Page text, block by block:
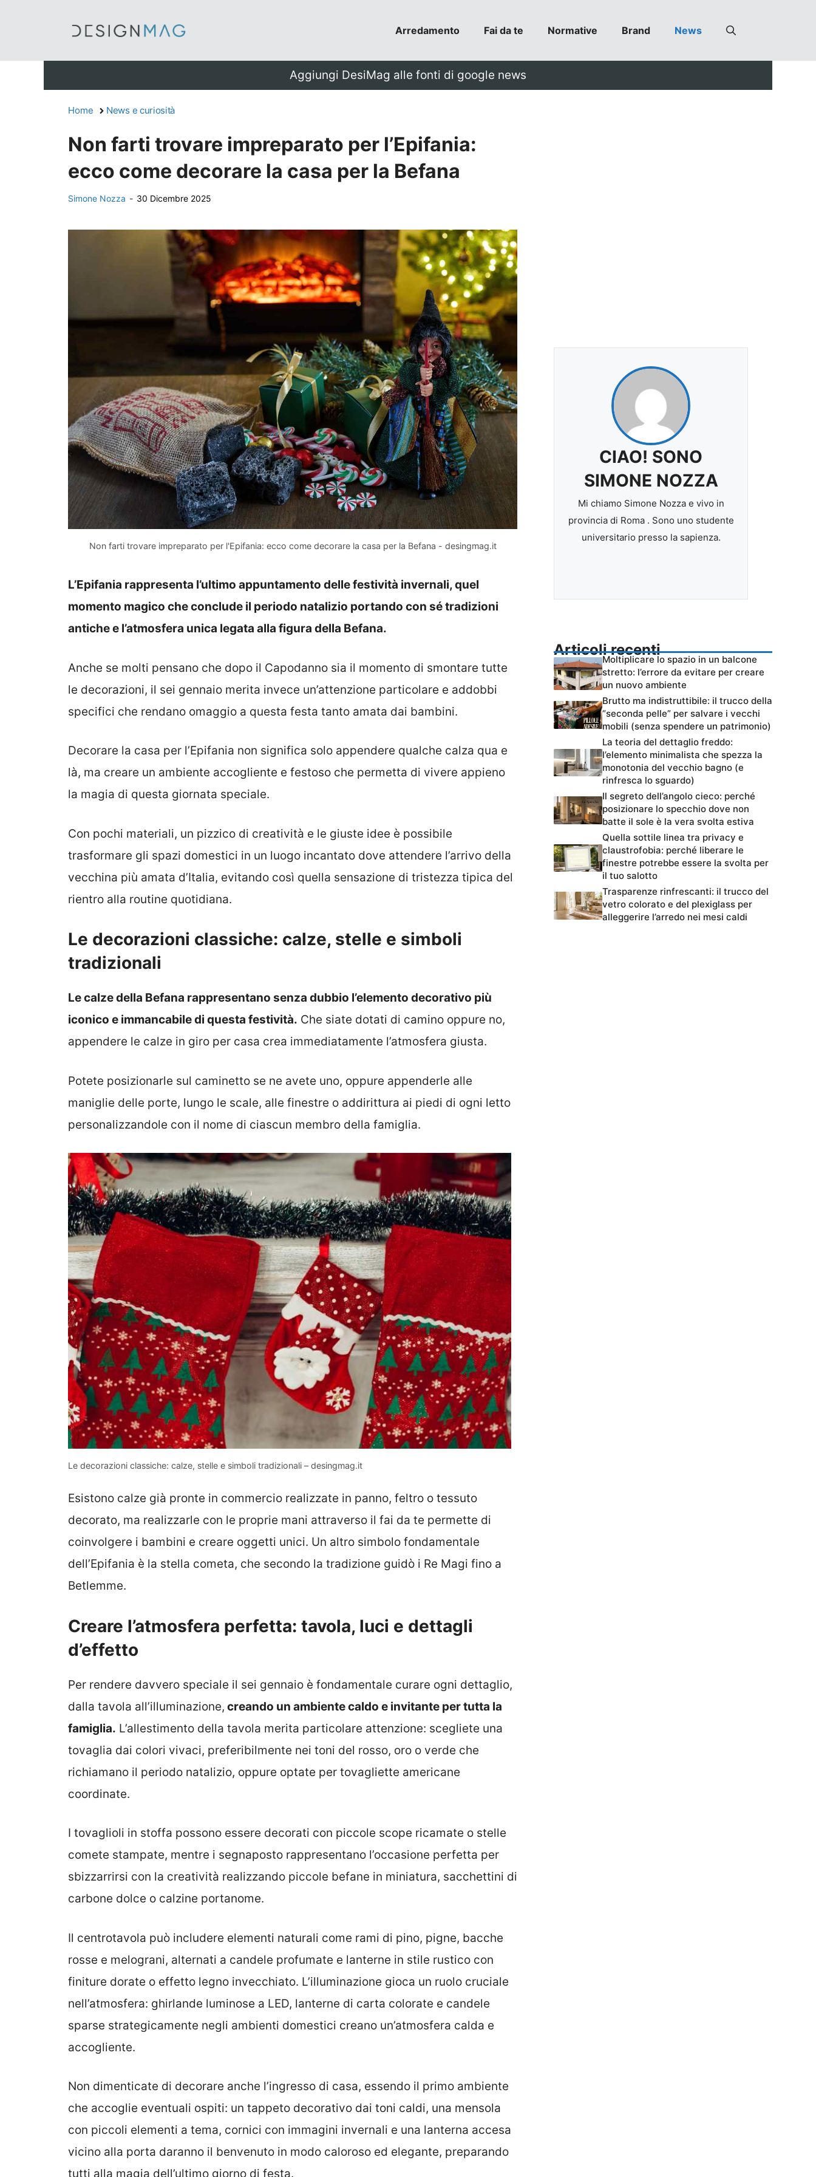
Arredamento Fai da te Normative Brand News
Aggiungi DesiMag alle fonti di google news
Home News e curiosità
Non farti trovare impreparato per l’Epifania:
ecco come decorare la casa per la Befana
Simone Nozza - 30 Dicembre 2025
Non farti trovare impreparato per l'Epifania: ecco come decorare la casa per la Befana - desingmag.it
L’Epifania rappresenta l’ultimo appuntamento delle festività invernali, quel
momento magico che conclude il periodo natalizio portando con sé tradizioni
antiche e l’atmosfera unica legata alla figura della Befana.
Anche se molti pensano che dopo il Capodanno sia il momento di smontare tutte
le decorazioni, il sei gennaio merita invece un’attenzione particolare e addobbi
specifici che rendano omaggio a questa festa tanto amata dai bambini.
Decorare la casa per l’Epifania non significa solo appendere qualche calza qua e
là, ma creare un ambiente accogliente e festoso che permetta di vivere appieno
la magia di questa giornata speciale.
Con pochi materiali, un pizzico di creatività e le giuste idee è possibile
trasformare gli spazi domestici in un luogo incantato dove attendere l’arrivo della
vecchina più amata d’Italia, evitando così quella sensazione di tristezza tipica del
rientro alla routine quotidiana.
Le decorazioni classiche: calze, stelle e simboli
tradizionali
Le calze della Befana rappresentano senza dubbio l’elemento decorativo più
iconico e immancabile di questa festività. Che siate dotati di camino oppure no,
appendere le calze in giro per casa crea immediatamente l’atmosfera giusta.
Potete posizionarle sul caminetto se ne avete uno, oppure appenderle alle
maniglie delle porte, lungo le scale, alle finestre o addirittura ai piedi di ogni letto
personalizzandole con il nome di ciascun membro della famiglia.
Le decorazioni classiche: calze, stelle e simboli tradizionali – desingmag.it
Esistono calze già pronte in commercio realizzate in panno, feltro o tessuto
decorato, ma realizzarle con le proprie mani attraverso il fai da te permette di
coinvolgere i bambini e creare oggetti unici. Un altro simbolo fondamentale
dell’Epifania è la stella cometa, che secondo la tradizione guidò i Re Magi fino a
Betlemme.
Creare l’atmosfera perfetta: tavola, luci e dettagli
d’effetto
Per rendere davvero speciale il sei gennaio è fondamentale curare ogni dettaglio,
dalla tavola all’illuminazione, creando un ambiente caldo e invitante per tutta la
famiglia. L’allestimento della tavola merita particolare attenzione: scegliete una
tovaglia dai colori vivaci, preferibilmente nei toni del rosso, oro o verde che
richiamano il periodo natalizio, oppure optate per tovagliette americane
coordinate.
I tovaglioli in stoffa possono essere decorati con piccole scope ricamate o stelle
comete stampate, mentre i segnaposto rappresentano l’occasione perfetta per
sbizzarrirsi con la creatività realizzando piccole befane in miniatura, sacchettini di
carbone dolce o calzine portanome.
Il centrotavola può includere elementi naturali come rami di pino, pigne, bacche
rosse e melograni, alternati a candele profumate e lanterne in stile rustico con
finiture dorate o effetto legno invecchiato. L’illuminazione gioca un ruolo cruciale
nell’atmosfera: ghirlande luminose a LED, lanterne di carta colorate e candele
sparse strategicamente negli ambienti domestici creano un’atmosfera calda e
accogliente.
Non dimenticate di decorare anche l’ingresso di casa, essendo il primo ambiente
che accoglie eventuali ospiti: un tappeto decorativo dai toni caldi, una mensola
con piccoli elementi a tema, cornici con immagini invernali e una lanterna accesa
vicino alla porta daranno il benvenuto in modo caloroso ed elegante, preparando
tutti alla magia dell’ultimo giorno di festa.
CIAO! SONO
SIMONE NOZZA
Mi chiamo Simone Nozza e vivo in
provincia di Roma . Sono uno studente
universitario presso la sapienza.
Articoli recenti
Moltiplicare lo spazio in un balcone
stretto: l’errore da evitare per creare
un nuovo ambiente
Brutto ma indistruttibile: il trucco della
“seconda pelle” per salvare i vecchi
mobili (senza spendere un patrimonio)
La teoria del dettaglio freddo:
l’elemento minimalista che spezza la
monotonia del vecchio bagno (e
rinfresca lo sguardo)
Il segreto dell’angolo cieco: perché
posizionare lo specchio dove non
batte il sole è la vera svolta estiva
Quella sottile linea tra privacy e
claustrofobia: perché liberare le
finestre potrebbe essere la svolta per
il tuo salotto
Trasparenze rinfrescanti: il trucco del
vetro colorato e del plexiglass per
alleggerire l’arredo nei mesi caldi